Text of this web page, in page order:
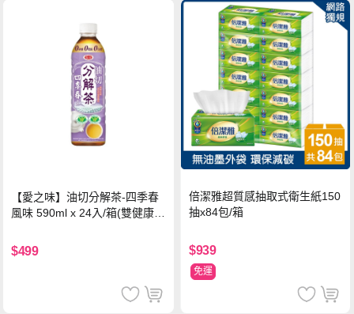
【愛之味】油切分解茶-四季春
風味 590ml x 24入/箱(雙健康認
$499
倍潔雅超質感抽取式衛生紙150
抽x84包/箱
$939
免運